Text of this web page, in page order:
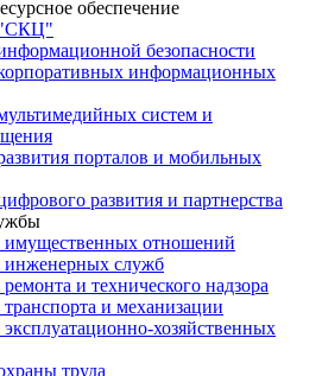
обеспечение
"СКЦ"
безопасности
информационных
систем и
порталов и мобильных
развития и партнерства
имущественных отношений
инженерных служб
и технического надзора
и механизации
хозяйственных
труда